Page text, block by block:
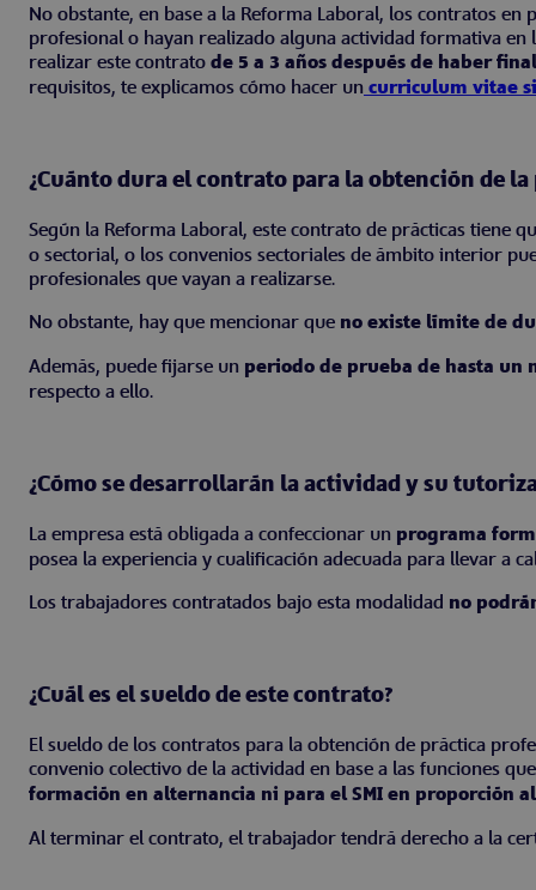
No obstante, en base a la Reforma Laboral, los contratos
profesional o hayan realizado alguna actividad formativa
realizar este contrato de 5 a 3 años después de haber
requisitos, te explicamos cómo hacer un curriculum vitae
¿Cuánto dura el contrato para la obtención de
Según la Reforma Laboral, este contrato de prácticas tiene
o sectorial, o los convenios sectoriales de ámbito interior
profesionales que vayan a realizarse.
No obstante, hay que mencionar que no existe límite de
Además, puede fijarse un periodo de prueba de hasta un
respecto a ello.
¿Cómo se desarrollarán la actividad y su
La empresa está obligada a confeccionar un programa
posea la experiencia y cualificación adecuada para llevar a
Los trabajadores contratados bajo esta modalidad no
¿Cuál es el sueldo de este contrato?
El sueldo de los contratos para la obtención de práctica
convenio colectivo de la actividad en base a las funciones
formación en alternancia ni para el SMI en proporción
Al terminar el contrato, el trabajador tendrá derecho a la